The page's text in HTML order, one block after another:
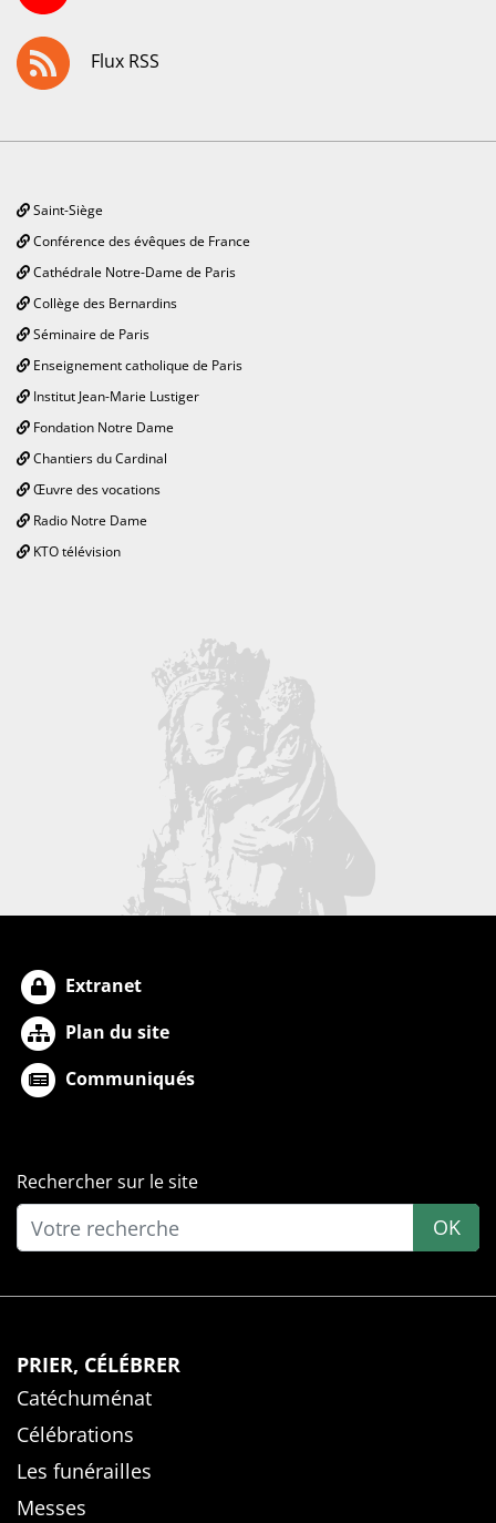
Flux RSS
Saint-Siège
Conférence des évêques de France
Cathédrale Notre-Dame de Paris
Collège des Bernardins
Séminaire de Paris
Enseignement catholique de Paris
Institut Jean-Marie Lustiger
Fondation Notre Dame
Chantiers du Cardinal
Œuvre des vocations
Radio Notre Dame
KTO télévision
Extranet
Plan du site
Communiqués
Rechercher sur le site
OK
PRIER, CÉLÉBRER
Catéchuménat
Célébrations
Les funérailles
Messes